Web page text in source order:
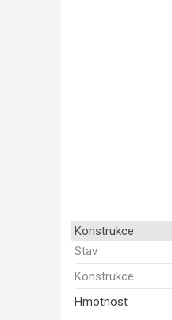
Konstrukce
Stav
Konstrukce
Hmotnost